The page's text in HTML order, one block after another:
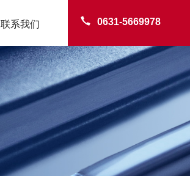
0631-5669978
联系我们